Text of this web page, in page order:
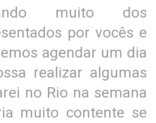
muito dos
por vocês e
agendar um dia
realizar algumas
no Rio na semana
muito contente se